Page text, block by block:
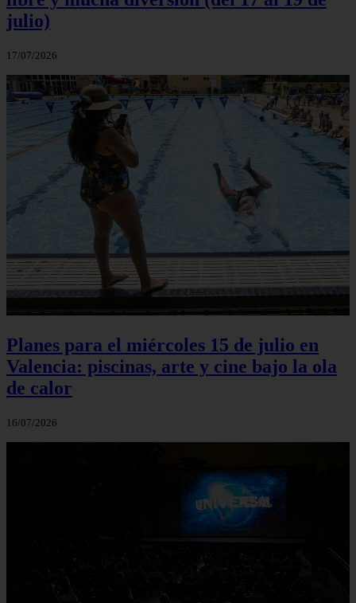
julio)
17/07/2026
Planes para el miércoles 15 de julio en
Valencia: piscinas, arte y cine bajo la ola
de calor
16/07/2026